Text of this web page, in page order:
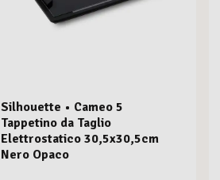
Silhouette • Cameo 5
Tappetino da Taglio
Elettrostatico 30,5x30,5cm
Nero Opaco